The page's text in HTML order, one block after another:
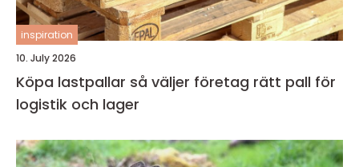
inspiration
10. July 2026
Köpa lastpallar så väljer företag rätt pall för
logistik och lager